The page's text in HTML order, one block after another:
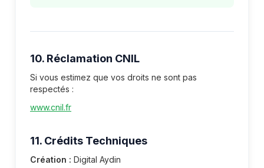
10. Réclamation CNIL
Si vous estimez que vos droits ne sont pas
respectés :
www.cnil.fr
11. Crédits Techniques
Création : Digital Aydin